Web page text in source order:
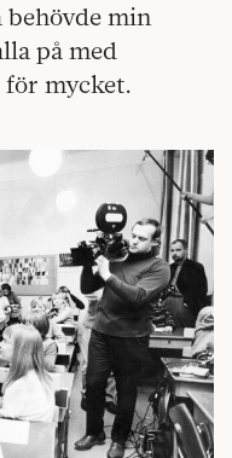
min
på med
för mycket.